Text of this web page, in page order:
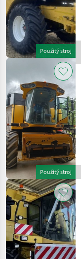
Použitý stroj
Použitý stroj